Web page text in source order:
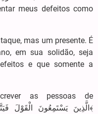
meus defeitos como
mas um presente. É
em sua solidão, seja
e que somente a
as pessoas de